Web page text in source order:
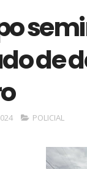
de
POLICIAL